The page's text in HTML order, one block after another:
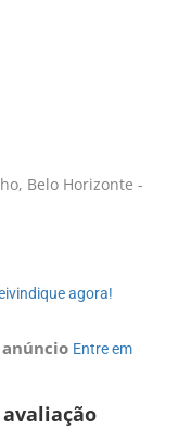
Belo Horizonte -
agora!
Entre em